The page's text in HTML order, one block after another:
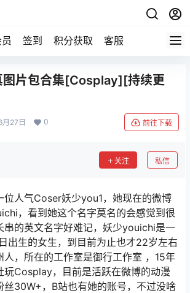
签到 积分获取 客服
图片包合集[Cosplay][持续更
月27日 0 前往下载
关注 私信
位人气Coser妖少you1，她现在的微博
，看到她这个名字莫名的会感觉到很
串的英文名字好难记，妖少youichi是一
出生的女生，到目前为止也才22岁左右
人，所在的工作室是御行工作室 ，15年
玩Cosplay，目前是活跃在微博的动漫
丝30W+，B站也有她的账号，不过没啥